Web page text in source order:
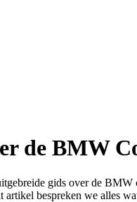
de BMW
gids over de
artikel bespreken we alles